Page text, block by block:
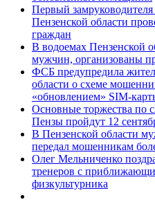
Первый
Пензенской области
граждан
В водоемах Пензенской
мужчин, организованы
ФСБ предупредила
области о схеме
«обновлением» SIM-
Основные торжества по
Пензы пройдут 12
В Пензенской области
передал мошенникам
Олег Мельниченко
тренеров с
физкультурника